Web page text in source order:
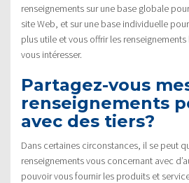
renseignements sur une base globale
site Web, et sur une base individuelle
plus utile et vous offrir les
vous intéresser.
Partagez-vous
renseignements
avec des tiers?
Dans certaines circonstances, il se peut
renseignements vous concernant avec
pouvoir vous fournir les produits et